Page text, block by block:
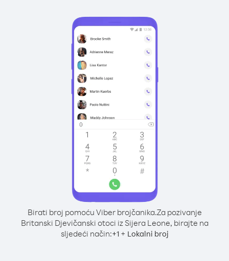
Birati broj pomoću Viber brojčanika.Za pozivanje
Britanski Djevičanski otoci iz Sijera Leone, birajte na
sljedeći način:+1+ Lokalni broj